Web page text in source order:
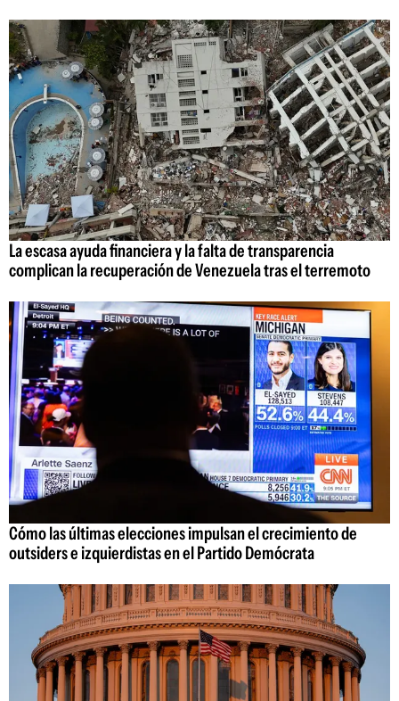
La escasa ayuda financiera y la falta de transparencia
complican la recuperación de Venezuela tras el terremoto
Cómo las últimas elecciones impulsan el crecimiento de
outsiders e izquierdistas en el Partido Demócrata